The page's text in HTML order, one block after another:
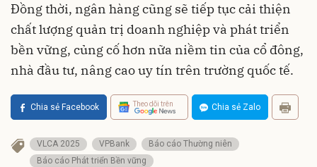
Đồng thời, ngân hàng cũng sẽ tiếp tục cải thiện
chất lượng quản trị doanh nghiệp và phát triển
bền vững, củng cố hơn nữa niềm tin của cổ đông,
nhà đầu tư, nâng cao uy tín trên trường quốc tế.
Chia sẻ Facebook Theo dõi trên Chia sẻ Zalo
VLCA 2025 VPBank
Báo cáo Thường niên
Báo cáo Phát triển Bền vững